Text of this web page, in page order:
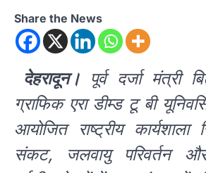
Share the News
देहरादून। पूर्व दर्जा मंत्री
ग्राफिक एरा डीम्ड टू बी
आयोजित राष्ट्रीय कार्यशाला
संकट, जलवायु परिवर्तन